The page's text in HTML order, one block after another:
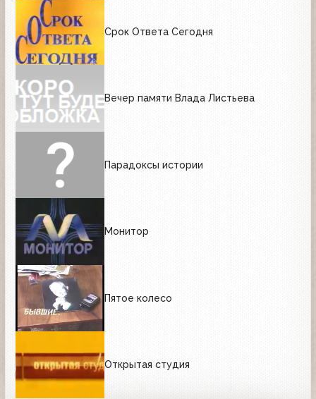
Срок Ответа Сегодня
Вечер памяти Влада Листьева
Парадоксы истории
Монитор
Пятое колесо
Открытая студия